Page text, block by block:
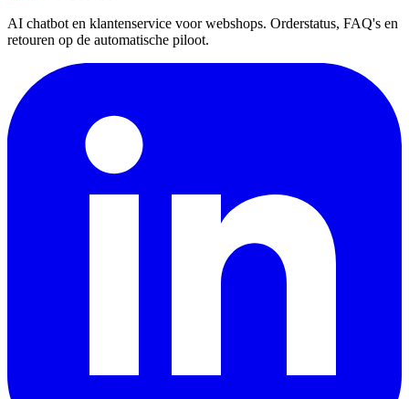
AI chatbot en klantenservice voor webshops. Orderstatus, FAQ's en
retouren op de automatische piloot.